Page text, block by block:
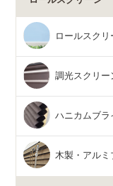
ロールスクリ
調光スクリー
ハニカムブラ
木製・アルミ